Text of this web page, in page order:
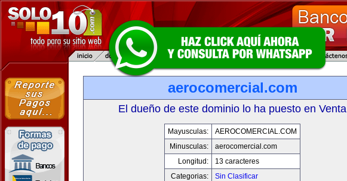
aerocomercial.com
El dueño de este dominio lo ha puesto en Venta
Mayusculas:
AEROCOMERCIAL.COM
Minusculas:
aerocomercial.com
Longitud:
13 caracteres
Categorias:
Sin Clasificar